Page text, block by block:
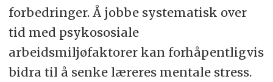
forbedringer. Å jobbe systematisk over
tid med psykososiale
arbeidsmiljøfaktorer kan forhåpentligvis
bidra til å senke læreres mentale stress.